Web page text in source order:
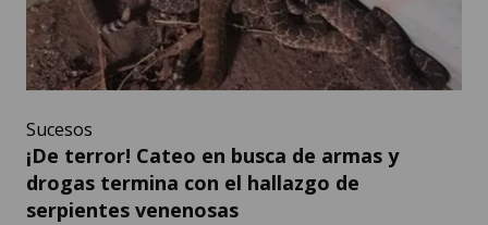
Sucesos
¡De terror! Cateo en busca de armas y
drogas termina con el hallazgo de
serpientes venenosas